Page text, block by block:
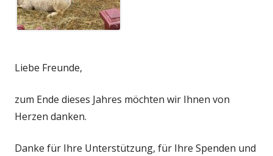
Liebe Freunde,
zum Ende dieses Jahres möchten wir Ihnen von
Herzen danken.
Danke für Ihre Unterstützung, für Ihre Spenden und